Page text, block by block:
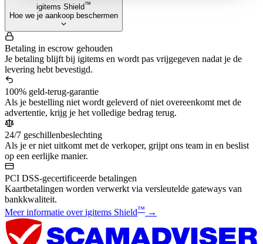
igitems Shield™
Hoe we je aankoop beschermen
Betaling in escrow gehouden
Je betaling blijft bij igitems en wordt pas vrijgegeven nadat je de
levering hebt bevestigd.
100% geld-terug-garantie
Als je bestelling niet wordt geleverd of niet overeenkomt met de
advertentie, krijg je het volledige bedrag terug.
24/7 geschillenbeslechting
Als je er niet uitkomt met de verkoper, grijpt ons team in en beslist
op een eerlijke manier.
PCI DSS-gecertificeerde betalingen
Kaartbetalingen worden verwerkt via versleutelde gateways van
bankkwaliteit.
Meer informatie over igitems Shield™ →